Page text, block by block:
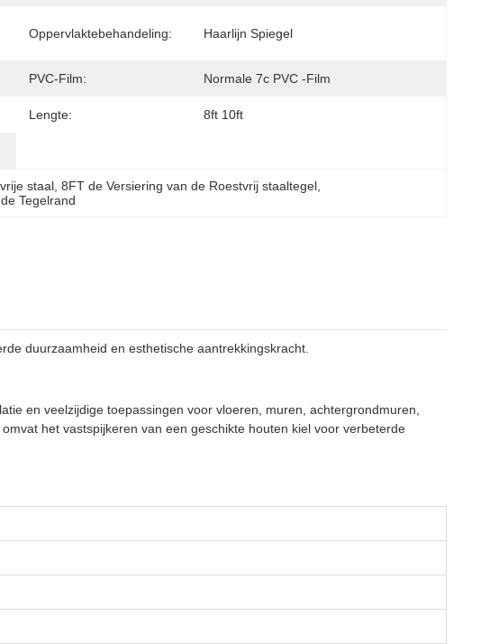
Oppervlaktebehandeling: Haarlijn Spiegel
PVC-Film: Normale 7c PVC -film
Lengte: 8ft 10ft
staal , 8FT de Versiering van de Roestvrij staaltegel
Tegelrand
duurzaamheid en esthetische aantrekkingskracht.
en veelzijdige toepassingen voor vloeren, muren, achtergrondmuren,
het vastspijkeren van een geschikte houten kiel voor verbeterde